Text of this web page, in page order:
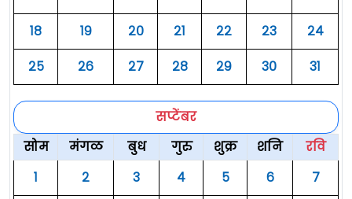
१८
१९ २० २१ २२ २३
२४
२५
२६ २७ २८ २९ ३० ३१
सप्टेंबर
सोम
मंगळ बुध गुरु शुक्र शनि
रवि
१
२ ३ ४ ५ ६
७